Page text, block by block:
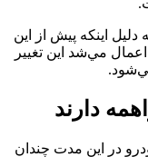
اينكه پيش از اين
بنزيني بيش از ۱۰۰ درصد اعمال مي‌شد اين تغيير
دارند
در اين مدت چندان